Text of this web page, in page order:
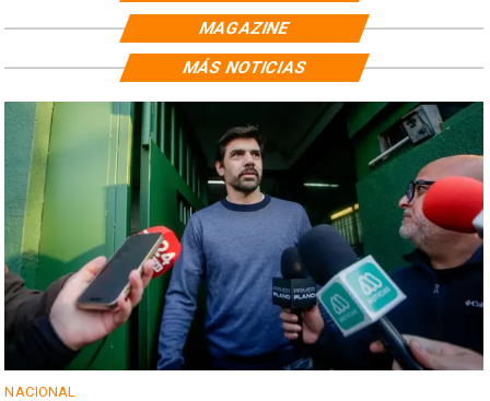
MAGAZINE
NACIONAL
MÁS NOTICIAS